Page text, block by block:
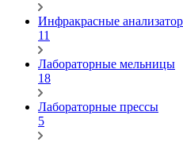
Инфракрасные
11
Лабораторные мельницы
18
Лабораторные прессы
5